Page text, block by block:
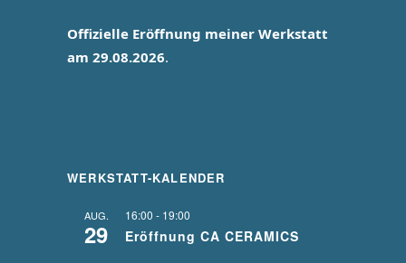
Offizielle Eröffnung meiner Werkstatt
am 29.08.2026.
WERKSTATT-KALENDER
AUG.
29
16:00 - 19:00
Eröffnung CA CERAMICS